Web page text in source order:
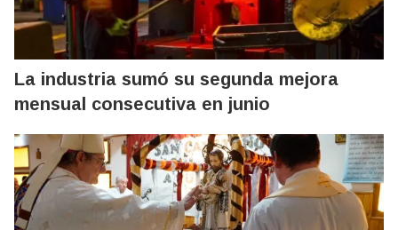
La industria sumó su segunda mejora
mensual consecutiva en junio